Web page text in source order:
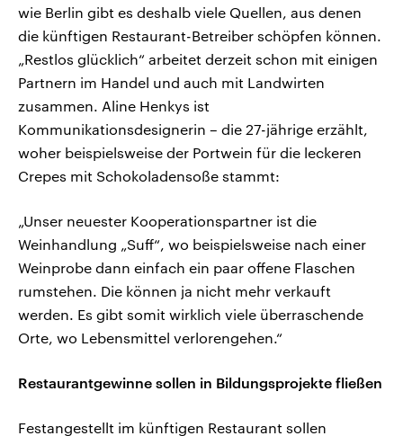
wie Berlin gibt es deshalb viele Quellen, aus denen
die künftigen Restaurant-Betreiber schöpfen können.
„Restlos glücklich“ arbeitet derzeit schon mit einigen
Partnern im Handel und auch mit Landwirten
zusammen. Aline Henkys ist
Kommunikationsdesignerin – die 27-jährige erzählt,
woher beispielsweise der Portwein für die leckeren
Crepes mit Schokoladensoße stammt:
„Unser neuester Kooperationspartner ist die
Weinhandlung „Suff“, wo beispielsweise nach einer
Weinprobe dann einfach ein paar offene Flaschen
rumstehen. Die können ja nicht mehr verkauft
werden. Es gibt somit wirklich viele überraschende
Orte, wo Lebensmittel verlorengehen.“
Restaurantgewinne sollen in Bildungsprojekte fließen
Festangestellt im künftigen Restaurant sollen